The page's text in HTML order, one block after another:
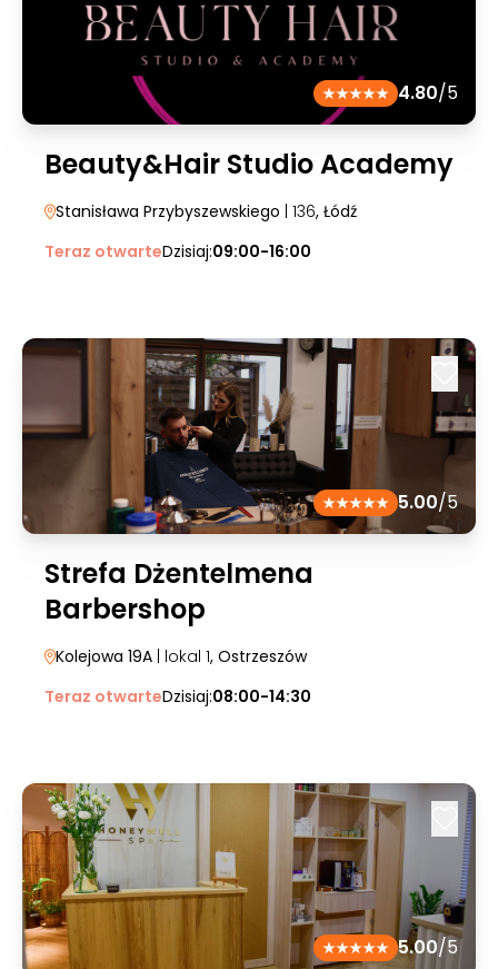
4.80/5
Beauty&Hair Studio Academy
Stanisława Przybyszewskiego | 136, Łódź
Teraz otwarteDzisiaj:09:00-16:00
5.00/5
Strefa Dżentelmena
Barbershop
Kolejowa 19A | lokal 1, Ostrzeszów
Teraz otwarteDzisiaj:08:00-14:30
5.00/5